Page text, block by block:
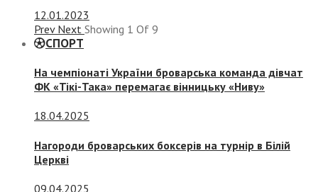
12.01.2023
Prev Next Showing 1 Of 9
СПОРТ
На чемпіонаті України броварська команда дівчат
ФК «Тікі-Така» перемагає вінницьку «Ниву»
18.04.2025
Нагороди броварських боксерів на турнір в Білій
Церкві
09.04.2025